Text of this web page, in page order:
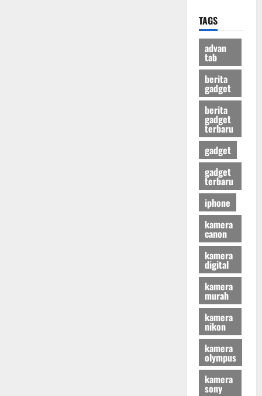
TAGS
advan
tab
berita
gadget
berita
gadget
terbaru
gadget
gadget
terbaru
iphone
kamera
canon
kamera
digital
kamera
murah
kamera
nikon
kamera
olympus
kamera
sony